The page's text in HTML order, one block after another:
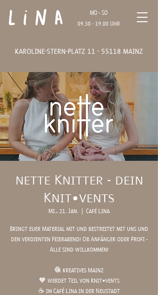
Lina
MO - SO
09.30 - 19.00 Uhr
karoline-stern-platz 11 - 55118 mainz
nette Knitter - dein
Knit•vents
Mi., 21. Jan.
  |
Café Lina
Bringt euer Material mit und bestreitet mit uns und
den verdienten Feierabend! Ob Anfänger oder Profi -
Alle sind willkommen!
🧶 kreatives Mainz
🧡 werdet Teil von Knit•vents
☕️ im Café Lina in der Neustadt